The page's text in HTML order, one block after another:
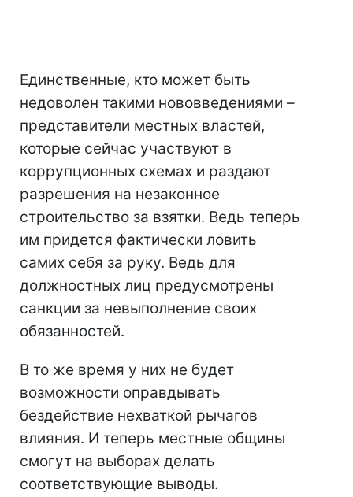
Единственные, кто может быть
недоволен такими нововведениями –
представители местных властей,
которые сейчас участвуют в
коррупционных схемах и раздают
разрешения на незаконное
строительство за взятки. Ведь теперь
им придется фактически ловить
самих себя за руку. Ведь для
должностных лиц предусмотрены
санкции за невыполнение своих
обязанностей.
В то же время у них не будет
возможности оправдывать
бездействие нехваткой рычагов
влияния. И теперь местные общины
смогут на выборах делать
соответствующие выводы.